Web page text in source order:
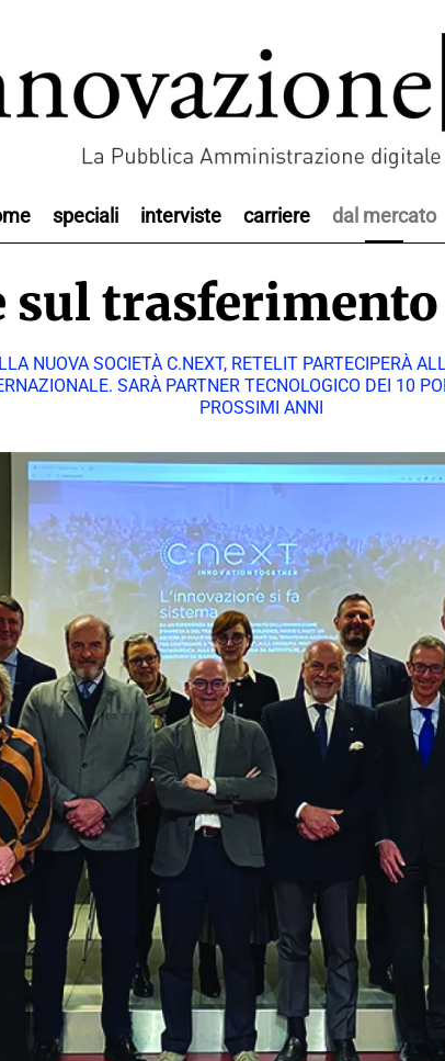
speciali interviste carriere dal mercato
sul
NUOVA SOCIETÀ C.NEXT, RETELIT PARTECIPERÀ
SARÀ PARTNER TECNOLOGICO DEI 10
PROSSIMI ANNI